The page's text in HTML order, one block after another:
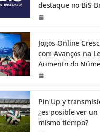
destaque no BiS
Jogos Online
com Avanços na
Aumento do
Pin Up y
¿es posible ver
mismo tiempo?